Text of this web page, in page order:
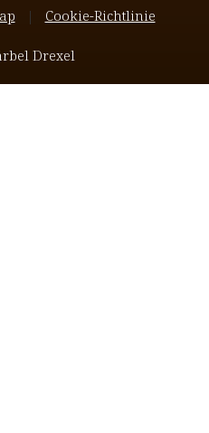
Cookie-Richtlinie
Drexel